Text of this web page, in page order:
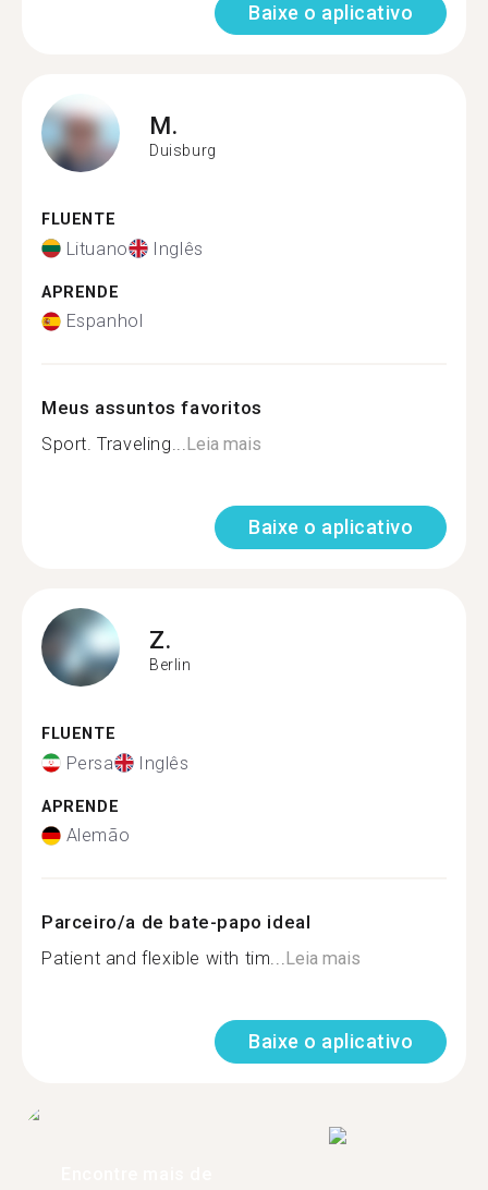
Baixe o aplicativo
M.
Duisburg
FLUENTE
Lituano Inglês
APRENDE
Espanhol
Meus assuntos favoritos
Sport. Traveling...Leia mais
Baixe o aplicativo
Z.
Berlin
FLUENTE
Persa Inglês
APRENDE
Alemão
Parceiro/a de bate-papo ideal
Patient and flexible with tim...Leia mais
Baixe o aplicativo